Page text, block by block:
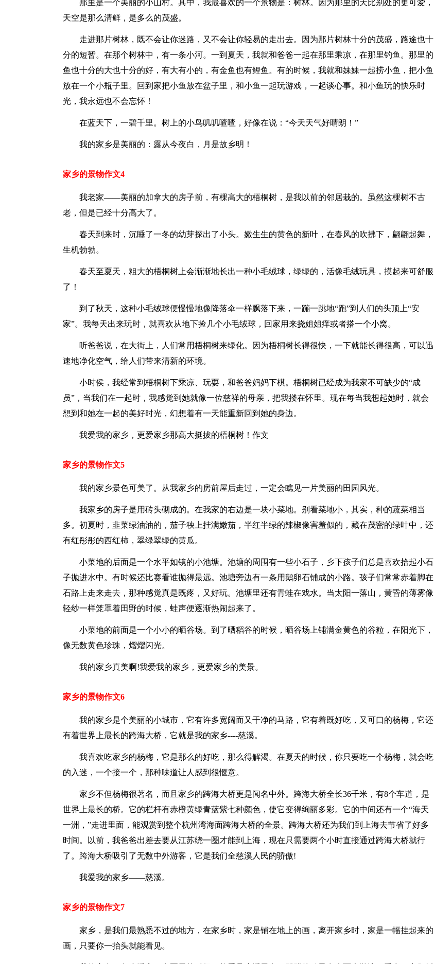
那里是一个美丽的小山村。其中，我最喜欢的一个景物是：树林。因为那里的天比别处的更可爱，
天空是那么清鲜，是多么的茂盛。
走进那片树林，既不会让你迷路，又不会让你轻易的走出去。因为那片树林十分的茂盛，路途也十
分的短暂。在那个树林中，有一条小河。一到夏天，我就和爸爸一起在那里乘凉，在那里钓鱼。那里的
鱼也十分的大也十分的好，有大有小的，有金鱼也有鲤鱼。有的时候，我就和妹妹一起捞小鱼，把小鱼
放在一个小瓶子里。回到家把小鱼放在盆子里，和小鱼一起玩游戏，一起谈心事。和小鱼玩的快乐时
光，我永远也不会忘怀！
在蓝天下，一碧千里。树上的小鸟叽叽喳喳，好像在说：“今天天气好睛朗！”
我的家乡是美丽的：露从今夜白，月是故乡明！
家乡的景物作文4
我老家——美丽的加拿大的房子前，有棵高大的梧桐树，是我以前的邻居栽的。虽然这棵树不古
老，但是已经十分高大了。
春天到来时，沉睡了一冬的幼芽探出了小头。嫩生生的黄色的新叶，在春风的吹拂下，翩翩起舞，
生机勃勃。
春天至夏天，粗大的梧桐树上会渐渐地长出一种小毛绒球，绿绿的，活像毛绒玩具，摸起来可舒服
了！
到了秋天，这种小毛绒球便慢慢地像降落伞一样飘落下来，一蹦一跳地“跑”到人们的头顶上“安
家”。我每天出来玩时，就喜欢从地下捡几个小毛绒球，回家用来挠姐姐痒或者搭一个小窝。
听爸爸说，在大街上，人们常用梧桐树来绿化。因为梧桐树长得很快，一下就能长得很高，可以迅
速地净化空气，给人们带来清新的环境。
小时侯，我经常到梧桐树下乘凉、玩耍，和爸爸妈妈下棋。梧桐树已经成为我家不可缺少的“成
员”，当我们在一起时，我感觉到她就像一位慈祥的母亲，把我搂在怀里。现在每当我想起她时，就会
想到和她在一起的美好时光，幻想着有一天能重新回到她的身边。
我爱我的家乡，更爱家乡那高大挺拔的梧桐树！作文
家乡的景物作文5
我的家乡景色可美了。从我家乡的房前屋后走过，一定会瞧见一片美丽的田园风光。
我家乡的房子是用砖头砌成的。在我家的右边是一块小菜地。别看菜地小，其实，种的蔬菜相当
多。初夏时，韭菜绿油油的，茄子秧上挂满嫩茄，半红半绿的辣椒像害羞似的，藏在茂密的绿叶中，还
有红彤彤的西红柿，翠绿翠绿的黄瓜。
小菜地的后面是一个水平如镜的小池塘。池塘的周围有一些小石子，乡下孩子们总是喜欢拾起小石
子抛进水中。有时候还比赛看谁抛得最远。池塘旁边有一条用鹅卵石铺成的小路。孩子们常常赤着脚在
石路上走来走去，那种感觉真是既疼，又好玩。池塘里还有青蛙在戏水。当太阳一落山，黄昏的薄雾像
轻纱一样笼罩着田野的时候，蛙声便逐渐热闹起来了。
小菜地的前面是一个小小的晒谷场。到了晒稻谷的时候，晒谷场上铺满金黄色的谷粒，在阳光下，
像无数黄色珍珠，熠熠闪光。
我的家乡真美啊!我爱我的家乡，更爱家乡的美景。
家乡的景物作文6
我的家乡是个美丽的小城市，它有许多宽阔而又干净的马路，它有着既好吃，又可口的杨梅，它还
有着世界上最长的跨海大桥，它就是我的家乡----慈溪。
我喜欢吃家乡的杨梅，它是那么的好吃，那么得解渴。在夏天的时候，你只要吃一个杨梅，就会吃
的入迷，一个接一个，那种味道让人感到很惬意。
家乡不但杨梅很著名，而且家乡的跨海大桥更是闻名中外。跨海大桥全长36千米，有8个车道，是
世界上最长的桥。它的栏杆有赤橙黄绿青蓝紫七种颜色，使它变得绚丽多彩。它的中间还有一个“海天
一洲，”走进里面，能观赏到整个杭州湾海面跨海大桥的全景。跨海大桥还为我们到上海去节省了好多
时间。以前，我爸爸出差去要从江苏绕一圈才能到上海，现在只需要两个小时直接通过跨海大桥就行
了。跨海大桥吸引了无数中外游客，它是我们全慈溪人民的骄傲!
我爱我的家乡——慈溪。
家乡的景物作文7
家乡，是我们最熟悉不过的地方，在家乡时，家是铺在地上的画，离开家乡时，家是一幅挂起来的
画，只要你一抬头就能看见。